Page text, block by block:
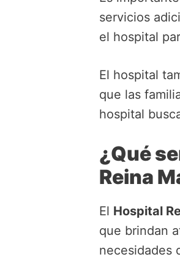
servicios
el hospital
El hospital
que las
hospital
¿Qué
Reina
El Hospital
que brindan
necesidades